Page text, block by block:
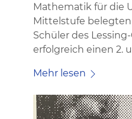
Mathematik für die
Mittelstufe
Schüler des
erfolgreich einen 2.
Mehr lesen